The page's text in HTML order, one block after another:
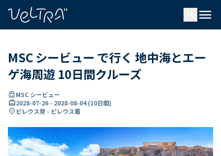
menu
MSC シービュー で行く 地中海とエー
ゲ海周遊 10日間クルーズ
directions_boatMSC シービュー
card_travel2028-07-26 - 2028-08-04(10日間)
location_on ピレウス発 - ピレウス着